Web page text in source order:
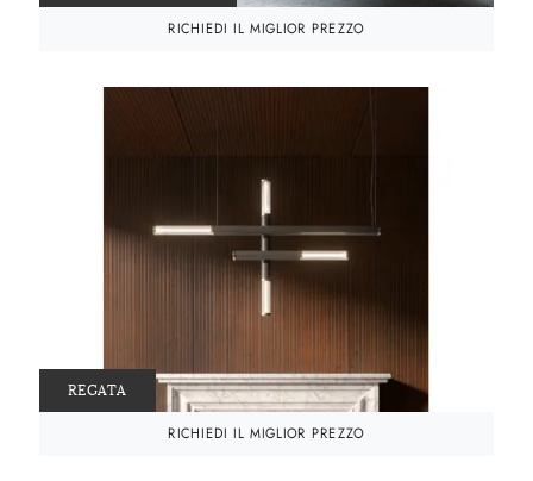
RICHIEDI IL MIGLIOR PREZZO
REGATA
RICHIEDI IL MIGLIOR PREZZO